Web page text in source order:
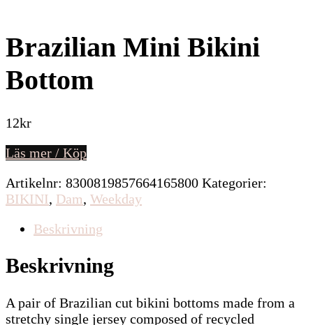
Brazilian Mini Bikini
Bottom
12kr
Läs mer / Köp
Artikelnr: 8300819857664165800 Kategorier:
BIKINI, Dam, Weekday
Beskrivning
Beskrivning
A pair of Brazilian cut bikini bottoms made from a
stretchy single jersey composed of recycled